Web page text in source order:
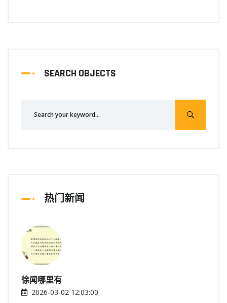
SEARCH OBJECTS
热门新闻
徐闻哪里有
2026-03-02 12:03:00